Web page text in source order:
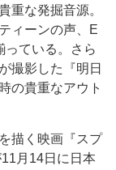
重な発掘音源。
ィーンの声、E
っている。さら
撮影した『明日
の貴重なアウト
描く映画『スプ
月14日に日本